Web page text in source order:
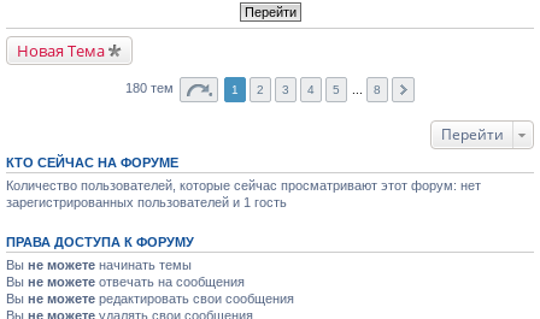
Новая Тема
180 тем 1 2 3 4 5 8
Перейти
КТО СЕЙЧАС НА ФОРУМЕ
Количество пользователей, которые сейчас просматривают этот форум: нет
зарегистрированных пользователей и 1 гость
ПРАВА ДОСТУПА К ФОРУМУ
Вы не можете начинать темы
Вы не можете отвечать на сообщения
Вы не можете редактировать свои сообщения
Вы не можете удалять свои сообщения